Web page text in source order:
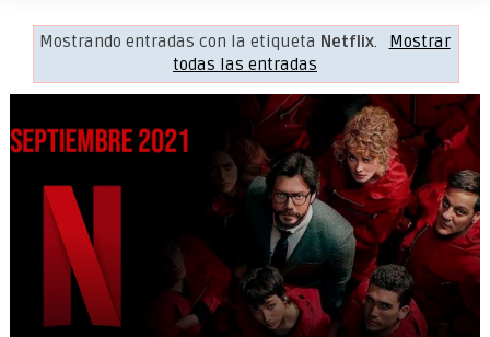
Mostrando entradas con la etiqueta Netflix.
Mostrar
todas las entradas